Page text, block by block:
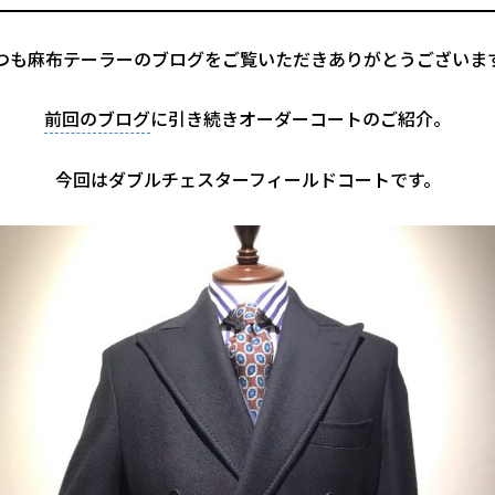
も麻布テーラーのブログをご覧いただきありがとうございま
前回のブログに引き続きオーダーコートのご紹介。
今回はダブルチェスターフィールドコートです。